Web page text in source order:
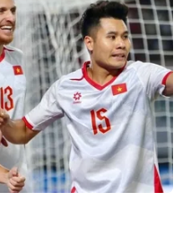
xin
Mẫn